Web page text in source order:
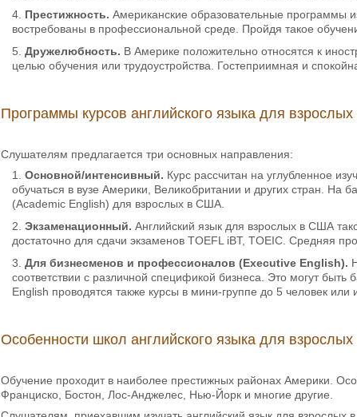
Престижность. Американские образовательные программы
востребованы в профессиональной среде. Пройдя такое
Дружелюбность. В Америке положительно относятся к
целью обучения или трудоустройства. Гостеприимная и
Программы курсов английского языка для
Слушателям предлагается три основных направления:
Основной/интенсивный. Курс рассчитан на углубленное
обучаться в вузе Америки, Великобритании и других стран. На
(Academic English) для взрослых в США.
Экзаменационный. Английский язык для взрослых в США
достаточно для сдачи экзаменов TOEFL iBT, TOEIC. Средняя
Для бизнесменов и профессионалов (Executive English).
соответствии с различной спецификой бизнеса. Это могут
English проводятся также курсы в мини-группе до 5 человек
Особенности школ английского языка для
Обучение проходит в наиболее престижных районах Америки.
Франциско, Бостон, Лос-Анджелес, Нью-Йорк и многие другие.